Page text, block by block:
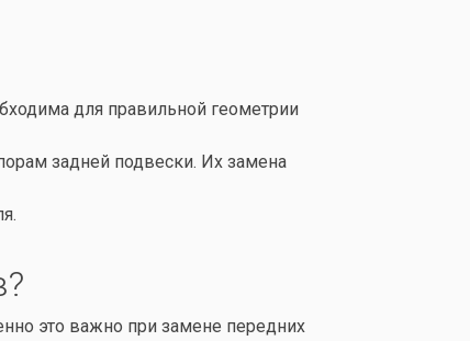
для правильной геометрии
задней подвески. Их замена
это важно при замене передних